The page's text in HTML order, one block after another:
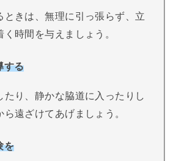
ときは、無理に引っ張らず、立
時間を与えましょう。
する
り、静かな脇道に入ったりし
遠ざけてあげましょう。
を